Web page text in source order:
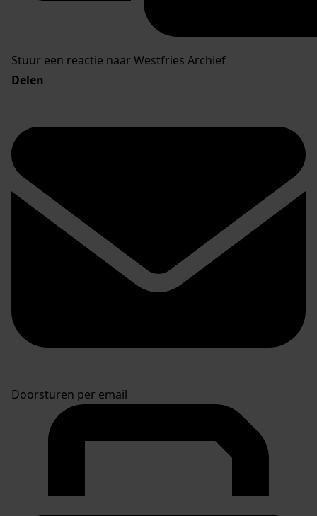
Stuur een reactie naar Westfries Archief
Delen
Doorsturen per email